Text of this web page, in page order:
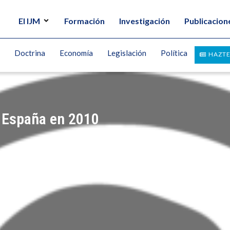
El IJM Formación Investigación
Doctrina Economía Legislación Política
en 2010